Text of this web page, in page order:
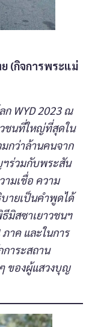
(กิจการพระแม่
ก WYD 2023 ณ
ชนที่ใหญ่ที่สุดใน
กว่าล้านคนจาก
ฯร่วมกับพระสัน
มเชื่อ ความ
ายเป็นคำพูดได้
มิสซาเยาวชนฯ
าค และในการ
การะสถาน
ของผู้แสวงบุญ